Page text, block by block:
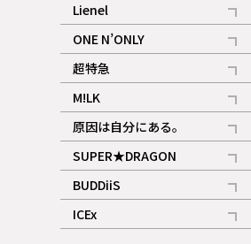
Lienel
記事
ONE N’ONLY
記事
超特急
記事
ギャラリー
M!LK
記事
原因は自分にある。
記事
SUPER★DRAGON
記事
BUDDiiS
記事
ICEx
記事